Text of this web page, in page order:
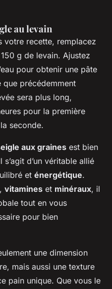
au levain
votre recette, remplacez
g de levain. Ajustez
pour obtenir une pâte
que précédemment
sera plus long,
pour la première
seconde.
aux graines est bien
d’un véritable allié
et énergétique.
, vitamines et minéraux, il
tout en vous
pour bien
une dimension
mais aussi une texture
pain unique. Que vous le